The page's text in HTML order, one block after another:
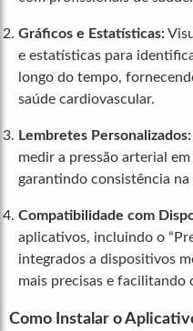
Gráficos e Estatísticas:
e estatísticas para
longo do tempo,
saúde cardiovascular.
Lembretes Personalizados:
medir a pressão arterial
garantindo consistência
Compatibilidade com
aplicativos, incluindo o
integrados a dispositivos
mais precisas e facilitando
Como Instalar o